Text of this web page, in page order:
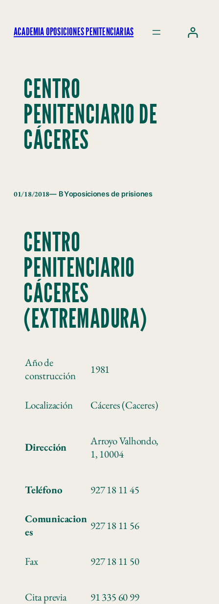
ACADEMIA OPOSICIONES PENITENCIARIAS
CENTRO
PENITENCIARIO DE
CÁCERES
01/18/2018— BYoposiciones de prisiones
CENTRO
PENITENCIARIO
CÁCERES
(EXTREMADURA)
Año de
construcción
1981
Localización Cáceres (Caceres)
Dirección
Arroyo Valhondo,
1, 10004
Teléfono 927 18 11 45
Comunicacion
es
927 18 11 56
Fax 927 18 11 50
Cita previa 91 335 60 99